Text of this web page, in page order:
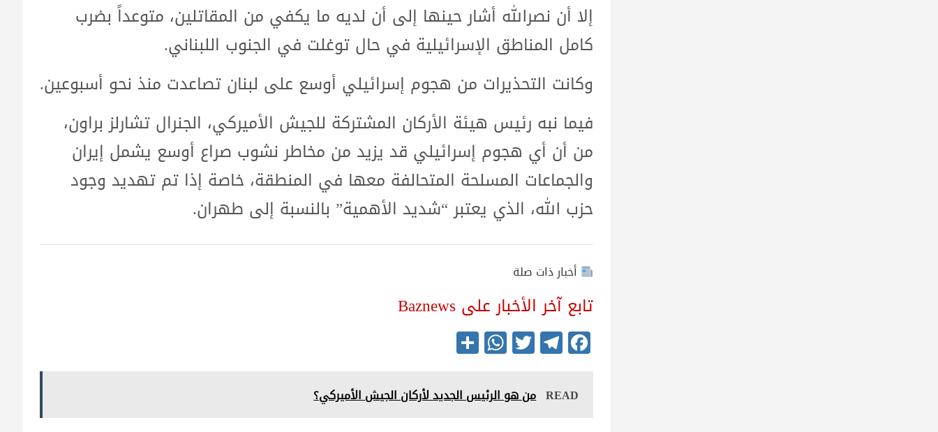
إلا أن نصرالله أشار حينها إلى أن لديه ما يكفي من المقاتلين، متوعداً بضرب
كامل المناطق الإسرائيلية في حال توغلت في الجنوب اللبناني.
وكانت التحذيرات من هجوم إسرائيلي أوسع على لبنان تصاعدت منذ نحو أسبوعين.
فيما نبه رئيس هيئة الأركان المشتركة للجيش الأميركي، الجنرال تشارلز براون،
من أن أي هجوم إسرائيلي قد يزيد من مخاطر نشوب صراع أوسع يشمل إيران
والجماعات المسلحة المتحالفة معها في المنطقة، خاصة إذا تم تهديد وجود
حزب الله، الذي يعتبر “شديد الأهمية” بالنسبة إلى طهران.
أخبار ذات صلة
تابع آخر الأخبار على Baznews
Fa
ce
bo
ok
Te
le
gr
a
T
wi
tte
r
W
ha
ts
A
S
ha
re READ من هو الرئيس الجديد لأركان الجيش الأميركي؟